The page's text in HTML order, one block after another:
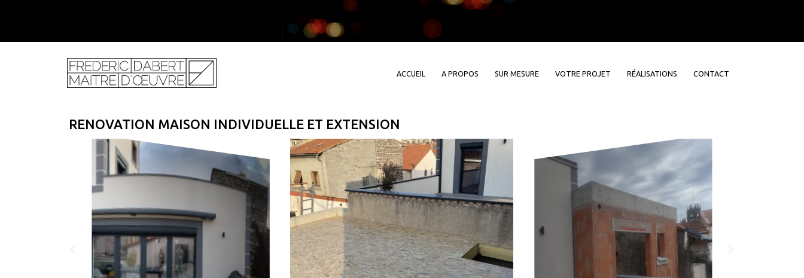
ACCUEIL A PROPOS SUR MESURE VOTRE PROJET RÉALISATIONS CONTACT
RENOVATION MAISON INDIVIDUELLE ET EXTENSION